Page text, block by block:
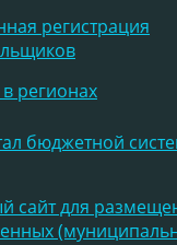
регистрация
регионах
бюджетной
сайт для